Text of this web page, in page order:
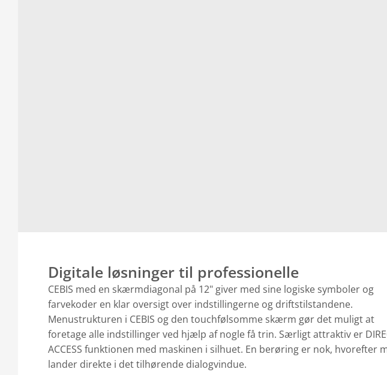
Digitale løsninger til professionelle
CEBIS med en skærmdiagonal på 12" giver med sine logiske symboler og
farvekoder en klar oversigt over indstillingerne og driftstilstandene.
Menustrukturen i CEBIS og den touchfølsomme skærm gør det muligt at
foretage alle indstillinger ved hjælp af nogle få trin. Særligt attraktiv er
ACCESS funktionen med maskinen i silhuet. En berøring er nok, hvorefter
lander direkte i det tilhørende dialogvindue.